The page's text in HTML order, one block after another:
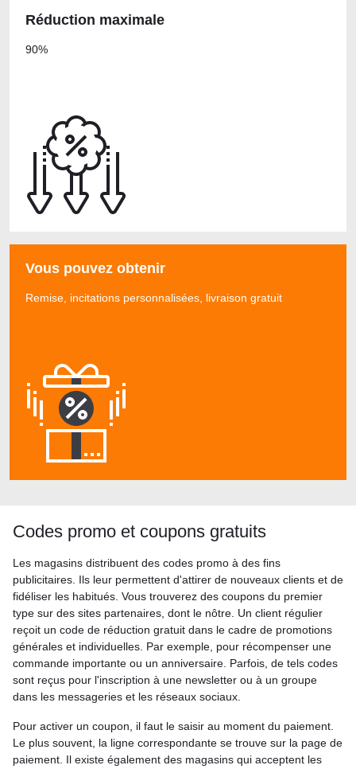
Réduction maximale
90%
Vous pouvez obtenir
Remise, incitations personnalisées, livraison gratuit
Codes promo et coupons gratuits
Les magasins distribuent des codes promo à des fins
publicitaires. Ils leur permettent d'attirer de nouveaux clients et de
fidéliser les habitués. Vous trouverez des coupons du premier
type sur des sites partenaires, dont le nôtre. Un client régulier
reçoit un code de réduction gratuit dans le cadre de promotions
générales et individuelles. Par exemple, pour récompenser une
commande importante ou un anniversaire. Parfois, de tels codes
sont reçus pour l'inscription à une newsletter ou à un groupe
dans les messageries et les réseaux sociaux.
Pour activer un coupon, il faut le saisir au moment du paiement.
Le plus souvent, la ligne correspondante se trouve sur la page de
paiement. Il existe également des magasins qui acceptent les